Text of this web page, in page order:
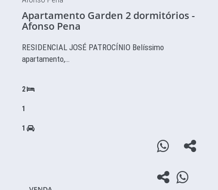
Apartamento Garden 2 dormitórios -
Afonso Pena
RESIDENCIAL JOSÉ PATROCÍNIO Belíssimo
apartamento,…
2
1
1